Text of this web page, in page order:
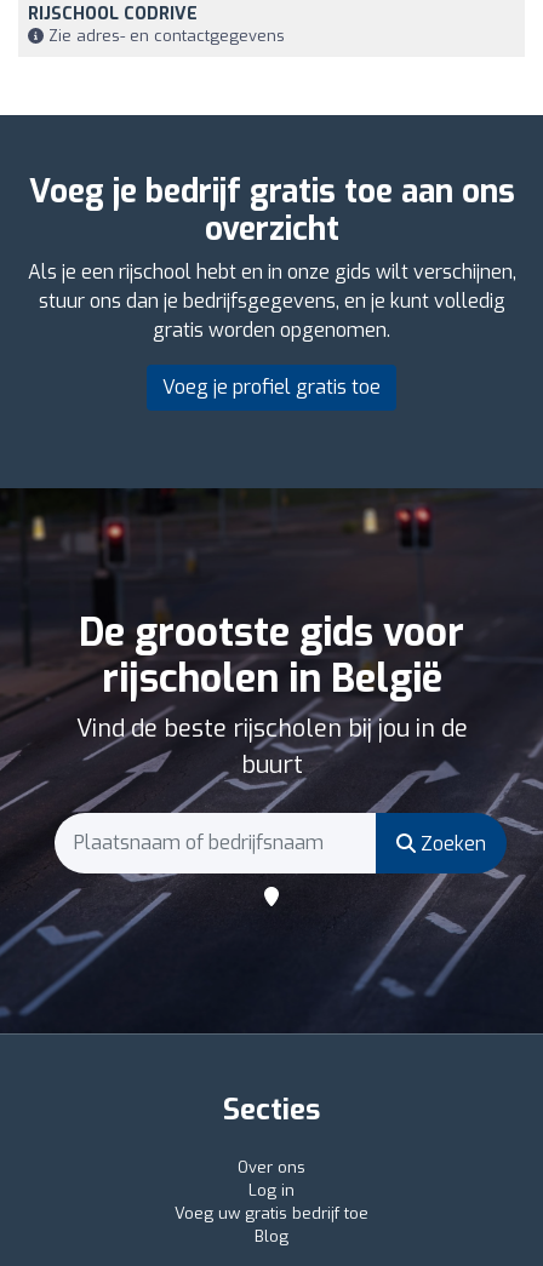
RIJSCHOOL CODRIVE
Zie adres- en contactgegevens
Voeg je bedrijf gratis toe aan ons
overzicht
Als je een rijschool hebt en in onze gids wilt verschijnen,
stuur ons dan je bedrijfsgegevens, en je kunt volledig
gratis worden opgenomen.
Voeg je profiel gratis toe
De grootste gids voor
rijscholen in België
Vind de beste rijscholen bij jou in de
buurt
Zoeken
Secties
Over ons
Log in
Voeg uw gratis bedrijf toe
Blog